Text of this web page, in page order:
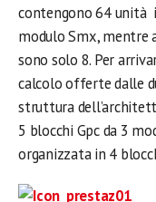
contengono 64 unità
modulo Smx, mentre
sono solo 8. Per
calcolo offerte dalle
struttura
5 blocchi Gpc da 3
organizzata in 4